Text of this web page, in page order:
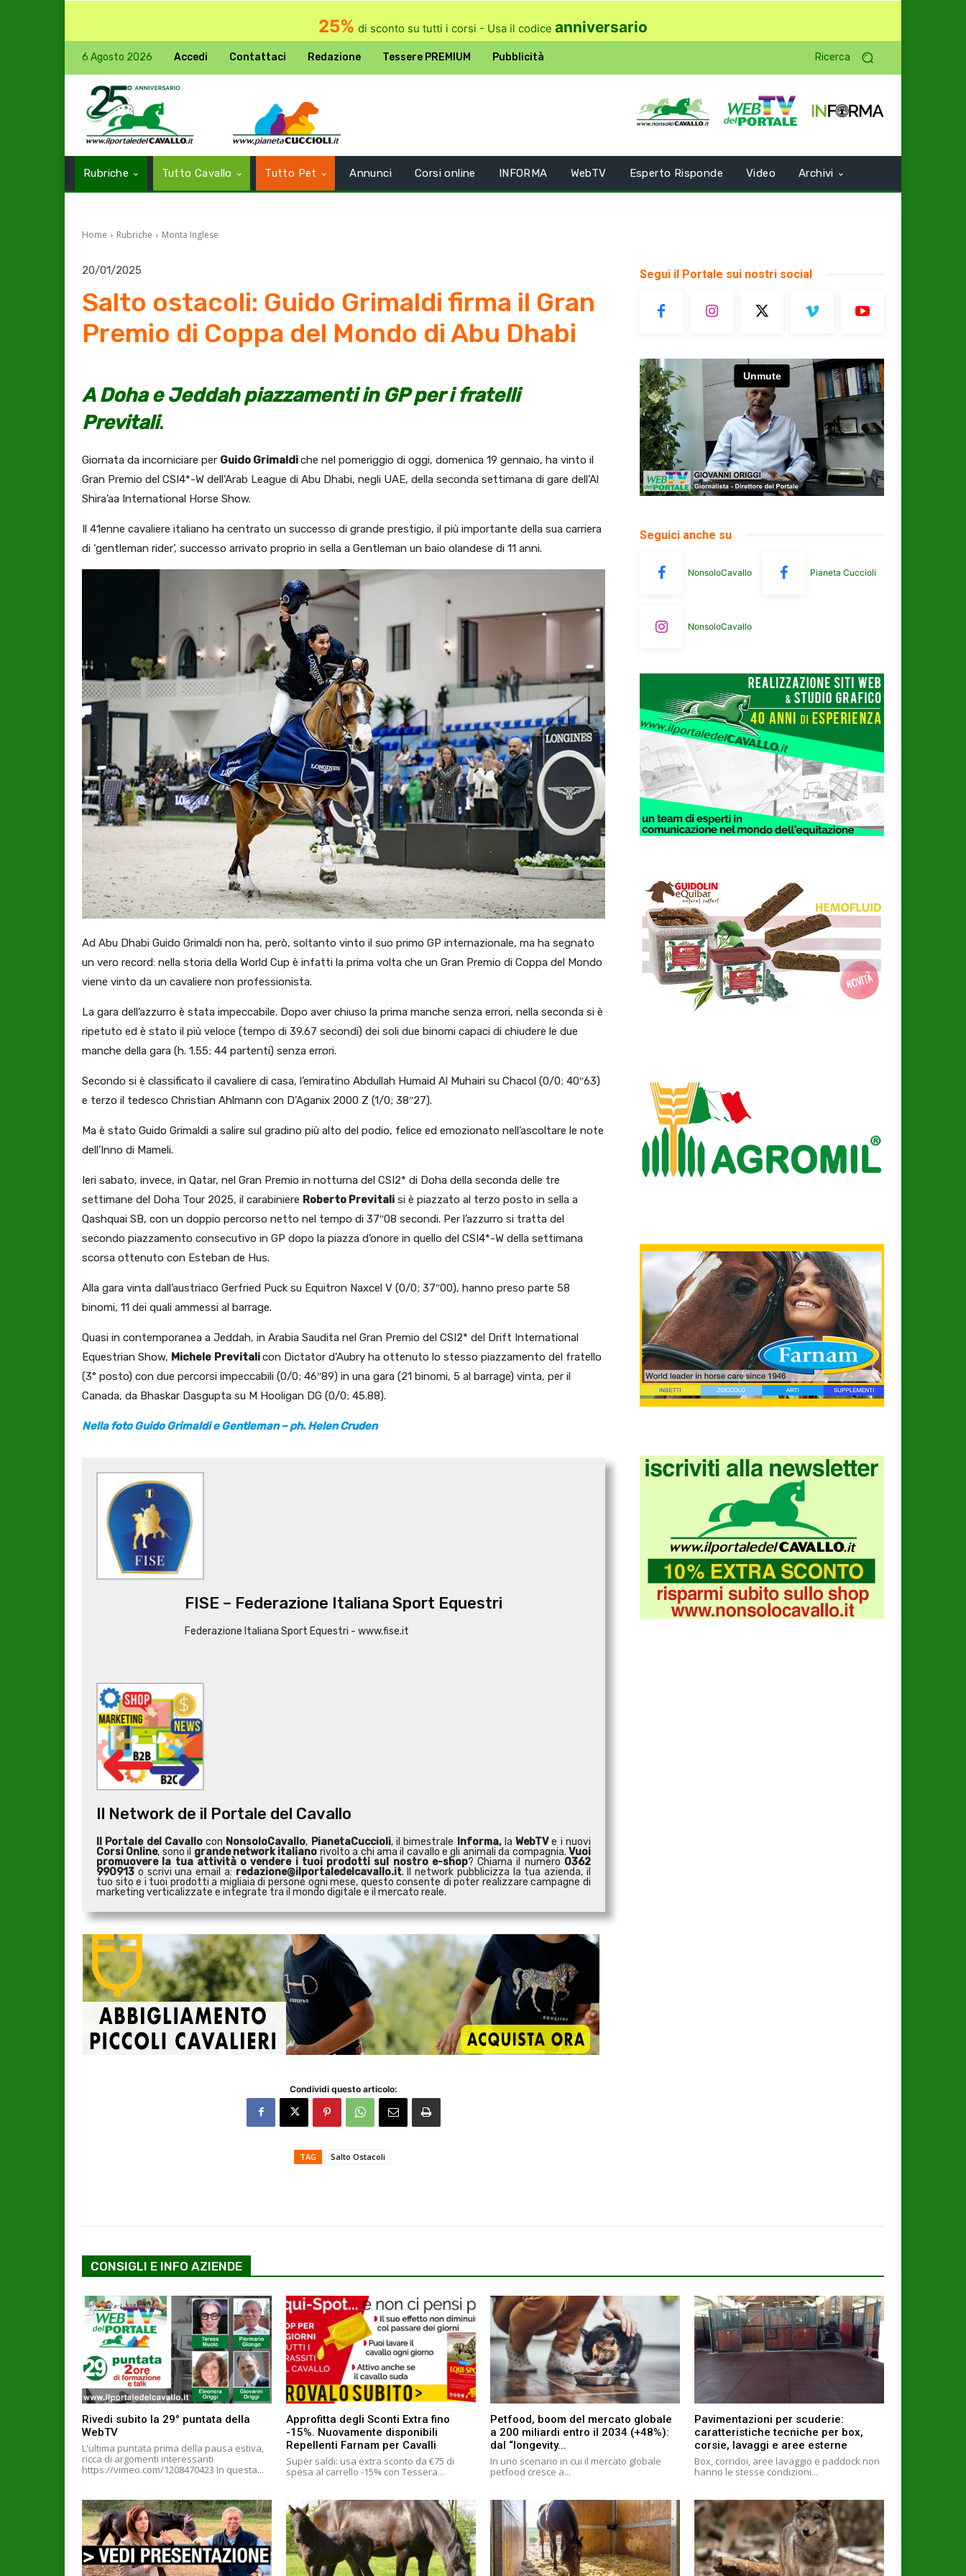
25% di sconto su tutti i corsi - Usa il codice anniversario
6 Agosto 2026 Accedi Contattaci Redazione Tessere PREMIUM Pubblicità Ricerca
Rubriche Tutto Cavallo Tutto Pet Annunci Corsi online INFORMA WebTV Esperto Risponde Video Archivi
Home Rubriche Monta Inglese
20/01/2025
Salto ostacoli: Guido Grimaldi firma il Gran
Premio di Coppa del Mondo di Abu Dhabi
A Doha e Jeddah piazzamenti in GP per i fratelli
Previtali.
Giornata da incorniciare per Guido Grimaldiche nel pomeriggio di oggi, domenica 19 gennaio, ha vinto il
Gran Premio del CSI4*-W dell’Arab League di Abu Dhabi, negli UAE, della seconda settimana di gare dell’Al
Shira’aa International Horse Show.
Il 41enne cavaliere italiano ha centrato un successo di grande prestigio, il più importante della sua carriera
di ‘gentleman rider’, successo arrivato proprio in sella a Gentleman un baio olandese di 11 anni.
Ad Abu Dhabi Guido Grimaldi non ha, però, soltanto vinto il suo primo GP internazionale, ma ha segnato
un vero record: nella storia della World Cup è infatti la prima volta che un Gran Premio di Coppa del Mondo
viene vinto da un cavaliere non professionista.
La gara dell’azzurro è stata impeccabile. Dopo aver chiuso la prima manche senza errori, nella seconda si è
ripetuto ed è stato il più veloce (tempo di 39.67 secondi) dei soli due binomi capaci di chiudere le due
manche della gara (h. 1.55; 44 partenti) senza errori.
Secondo si è classificato il cavaliere di casa, l’emiratino Abdullah Humaid Al Muhairi su Chacol (0/0; 40″63)
e terzo il tedesco Christian Ahlmann con D’Aganix 2000 Z (1/0; 38″27).
Ma è stato Guido Grimaldi a salire sul gradino più alto del podio, felice ed emozionato nell’ascoltare le note
dell’Inno di Mameli.
Ieri sabato, invece, in Qatar, nel Gran Premio in notturna del CSI2* di Doha della seconda delle tre
settimane del Doha Tour 2025, il carabiniere Roberto Previtali si è piazzato al terzo posto in sella a
Qashquai SB, con un doppio percorso netto nel tempo di 37″08 secondi. Per l’azzurro si tratta del
secondo piazzamento consecutivo in GP dopo la piazza d’onore in quello del CSI4*-W della settimana
scorsa ottenuto con Esteban de Hus.
Alla gara vinta dall’austriaco Gerfried Puck su Equitron Naxcel V (0/0; 37″00), hanno preso parte 58
binomi, 11 dei quali ammessi al barrage.
Quasi in contemporanea a Jeddah, in Arabia Saudita nel Gran Premio del CSI2* del Drift International
Equestrian Show, Michele Previtalicon Dictator d’Aubry ha ottenuto lo stesso piazzamento del fratello
(3° posto) con due percorsi impeccabili (0/0; 46″89) in una gara (21 binomi, 5 al barrage) vinta, per il
Canada, da Bhaskar Dasgupta su M Hooligan DG (0/0; 45.88).
Nella foto Guido Grimaldi e Gentleman – ph. Helen Cruden
FISE – Federazione Italiana Sport Equestri
Federazione Italiana Sport Equestri - www.fise.it
Il Network de il Portale del Cavallo
Il Portale del Cavallocon NonsoloCavallo, PianetaCuccioli, il bimestrale Informa,laWebTVe i nuovi
Corsi Online, sono il grande network italiano rivolto a chi ama il cavallo e gli animali da compagnia.Vuoi
promuovere la tua attività o vendere i tuoi prodotti sul nostro e-shop? Chiama il numero 0362
990913 o scrivi una email a: redazione@ilportaledelcavallo.it. Il network pubblicizza la tua azienda, il
tuo sito e i tuoi prodotti a migliaia di persone ogni mese, questo consente di poter realizzare campagne di
marketing verticalizzate e integrate tra il mondo digitale e il mercato reale.
Condividi questo articolo:
TAG Salto Ostacoli
Segui il Portale sui nostri social
Seguici anche su
NonsoloCavallo Pianeta Cuccioli
NonsoloCavallo
CONSIGLI E INFO AZIENDE
Rivedi subito la 29° puntata della
WebTV
L'ultima puntata prima della pausa estiva,
ricca di argomenti interessanti
https://vimeo.com/1208470423 In questa...
Approfitta degli Sconti Extra fino
-15%. Nuovamente disponibili
Repellenti Farnam per Cavalli
Super saldi: usa extra sconto da €75 di
spesa al carrello -15% con Tessera...
Petfood, boom del mercato globale
a 200 miliardi entro il 2034 (+48%):
dal “longevity...
In uno scenario in cui il mercato globale
petfood cresce a...
Pavimentazioni per scuderie:
caratteristiche tecniche per box,
corsie, lavaggi e aree esterne
Box, corridoi, aree lavaggio e paddock non
hanno le stesse condizioni...